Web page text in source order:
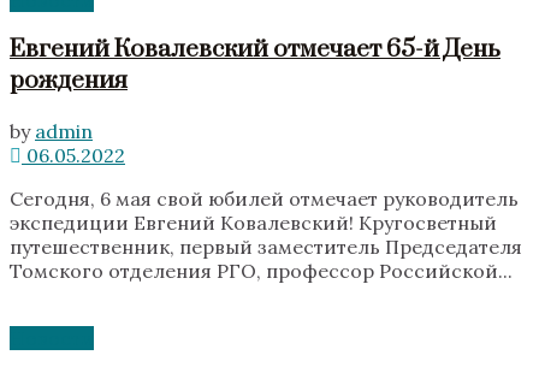
Евгений Ковалевский отмечает 65-й День
рождения
by admin
06.05.2022
Сегодня, 6 мая свой юбилей отмечает руководитель
экспедиции Евгений Ковалевский! Кругосветный
путешественник, первый заместитель Председателя
Томского отделения РГО, профессор Российской...